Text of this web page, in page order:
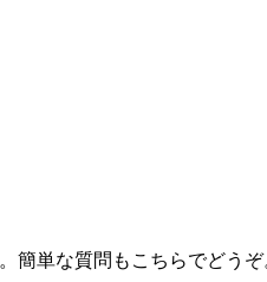
簡単な質問もこちらでどうぞ